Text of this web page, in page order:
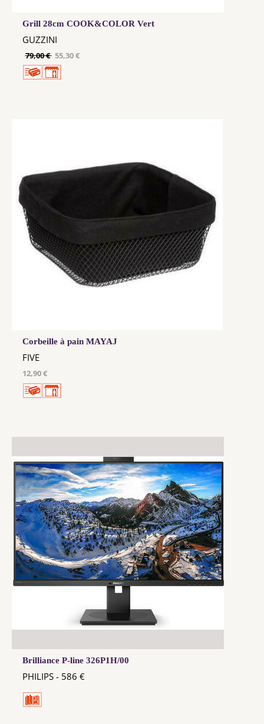
Grill 28cm COOK&COLOR Vert
GUZZINI
79,00 € 55,30 €
Corbeille à pain MAYAJ
FIVE
12,90 €
Brilliance P-line 326P1H/00
PHILIPS - 586 €